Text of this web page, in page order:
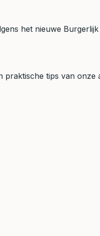
het nieuwe
praktische tips van onze